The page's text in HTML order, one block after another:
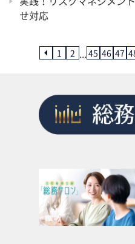
せ対応
1 2 ...45 46 47